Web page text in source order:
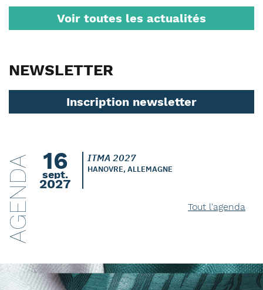
Voir toutes les actualités
NEWSLETTER
Inscription newsletter
AGENDA 16
sept.
2027
ITMA 2027
HANOVRE, ALLEMAGNE
Tout l'agenda